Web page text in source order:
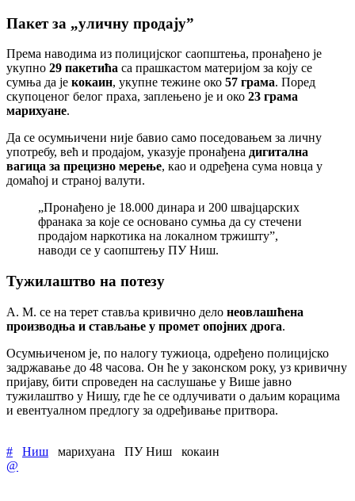
Пакет за „уличну продају”
Према наводима из полицијског саопштења, пронађено је
укупно 29 пакетића са прашкастом материјом за коју се
сумња да је кокаин, укупне тежине око 57 грама. Поред
скупоценог белог праха, заплењено је и око 23 грама
марихуане.
Да се осумњичени није бавио само поседовањем за личну
употребу, већ и продајом, указује пронађена дигитална
вагица за прецизно мерење, као и одређена сума новца у
домаћој и страној валути.
„Пронађено је 18.000 динара и 200 швајцарских
франака за које се основано сумња да су стечени
продајом наркотика на локалном тржишту”,
наводи се у саопштењу ПУ Ниш.
Тужилаштво на потезу
А. М. се на терет ставља кривично дело неовлашћена
производња и стављање у промет опојних дрога.
Осумњиченом је, по налогу тужиоца, одређено полицијско
задржавање до 48 часова. Он ће у законском року, уз кривичну
пријаву, бити спроведен на саслушање у Више јавно
тужилаштво у Нишу, где ће се одлучивати о даљим корацима
и евентуалном предлогу за одређивање притвора.
# Ниш марихуана ПУ Ниш
кокаин
@